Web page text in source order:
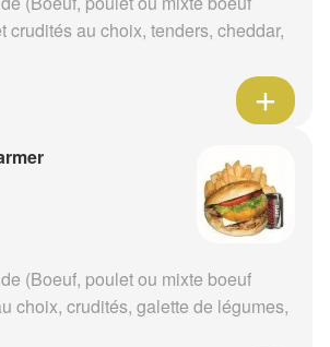
crudités au choix, tenders, cheddar,
(Boeuf, poulet ou mixte boeuf
choix, crudités, galette de légumes,